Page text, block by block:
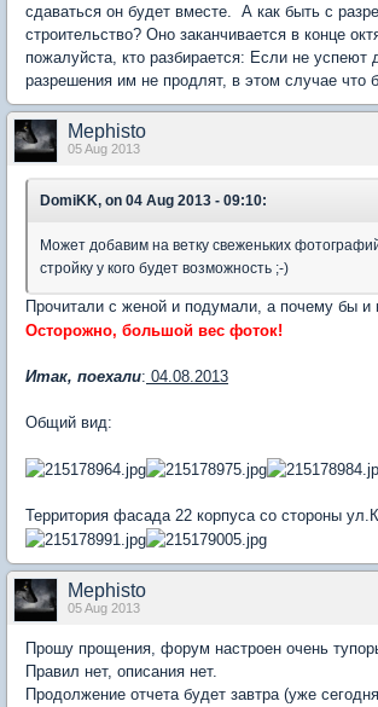
сдаваться он будет вместе. А как быть с
строительство? Оно заканчивается в конце
пожалуйста, кто разбирается: Если не успеют
разрешения им не продлят, в этом случае что
Mephisto
05 Aug 2013
DomiKK, on 04 Aug 2013 - 09:10:
Может добавим на ветку свеженьких
стройку у кого будет возможность ;-)
Прочитали с женой и подумали, а почему бы и
Осторожно, большой вес фоток!
Итак, поехали: 04.08.2013
Общий вид:
Территория фасада 22 корпуса со стороны
Mephisto
05 Aug 2013
Прошу прощения, форум настроен очень
Правил нет, описания нет.
Продолжение отчета будет завтра (уже